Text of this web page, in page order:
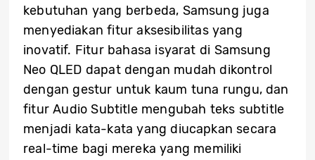
kebutuhan yang berbeda, Samsung juga
menyediakan fitur aksesibilitas yang
inovatif. Fitur bahasa isyarat di Samsung
Neo QLED dapat dengan mudah dikontrol
dengan gestur untuk kaum tuna rungu, dan
fitur Audio Subtitle mengubah teks subtitle
menjadi kata-kata yang diucapkan secara
real-time bagi mereka yang memiliki